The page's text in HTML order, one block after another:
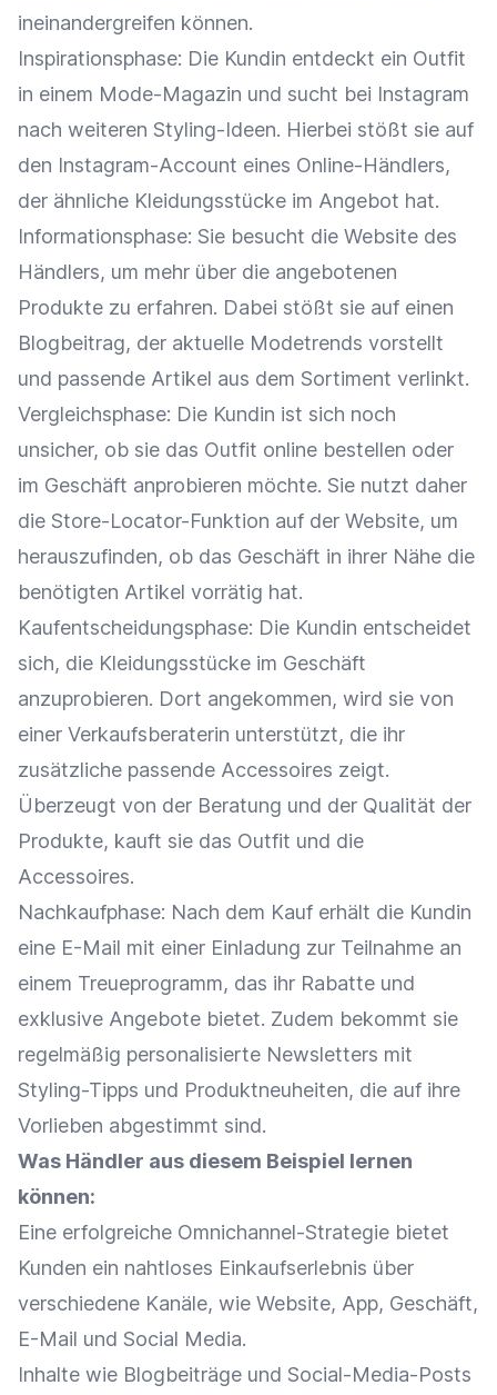
ineinandergreifen können.
Inspirationsphase: Die Kundin entdeckt ein Outfit
in einem Mode-Magazin und sucht bei Instagram
nach weiteren Styling-Ideen. Hierbei stößt sie auf
den Instagram-Account eines Online-Händlers,
der ähnliche Kleidungsstücke im Angebot hat.
Informationsphase: Sie besucht die Website des
Händlers, um mehr über die angebotenen
Produkte zu erfahren. Dabei stößt sie auf einen
Blogbeitrag, der aktuelle Modetrends vorstellt
und passende Artikel aus dem Sortiment verlinkt.
Vergleichsphase: Die Kundin ist sich noch
unsicher, ob sie das Outfit online bestellen oder
im Geschäft anprobieren möchte. Sie nutzt daher
die Store-Locator-Funktion auf der Website, um
herauszufinden, ob das Geschäft in ihrer Nähe die
benötigten Artikel vorrätig hat.
Kaufentscheidungsphase: Die Kundin entscheidet
sich, die Kleidungsstücke im Geschäft
anzuprobieren. Dort angekommen, wird sie von
einer Verkaufsberaterin unterstützt, die ihr
zusätzliche passende Accessoires zeigt.
Überzeugt von der Beratung und der Qualität der
Produkte, kauft sie das Outfit und die
Accessoires.
Nachkaufphase: Nach dem Kauf erhält die Kundin
eine E-Mail mit einer Einladung zur Teilnahme an
einem Treueprogramm, das ihr Rabatte und
exklusive Angebote bietet. Zudem bekommt sie
regelmäßig personalisierte Newsletters mit
Styling-Tipps und Produktneuheiten, die auf ihre
Vorlieben abgestimmt sind.
Was Händler aus diesem Beispiel lernen
können:
Eine erfolgreiche Omnichannel-Strategie bietet
Kunden ein nahtloses Einkaufserlebnis über
verschiedene Kanäle, wie Website, App, Geschäft,
E-Mail und Social Media.
Inhalte wie Blogbeiträge und Social-Media-Posts